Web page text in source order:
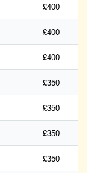
£400
£400
£400
£350
£350
£350
£350